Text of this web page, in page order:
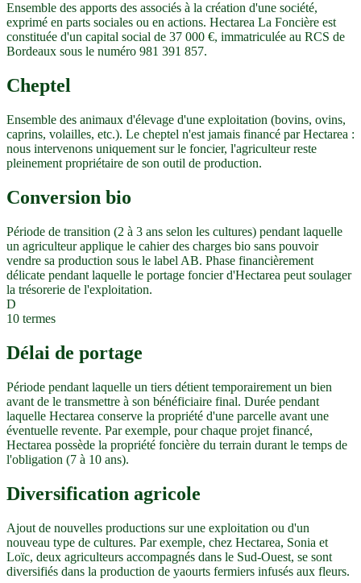
Ensemble des apports des associés à la création d'une société,
exprimé en parts sociales ou en actions. Hectarea La Foncière est
constituée d'un capital social de 37 000 €, immatriculée au RCS de
Bordeaux sous le numéro 981 391 857.
Cheptel
Ensemble des animaux d'élevage d'une exploitation (bovins, ovins,
caprins, volailles, etc.). Le cheptel n'est jamais financé par Hectarea :
nous intervenons uniquement sur le foncier, l'agriculteur reste
pleinement propriétaire de son outil de production.
Conversion bio
Période de transition (2 à 3 ans selon les cultures) pendant laquelle
un agriculteur applique le cahier des charges bio sans pouvoir
vendre sa production sous le label AB. Phase financièrement
délicate pendant laquelle le portage foncier d'Hectarea peut soulager
la trésorerie de l'exploitation.
D
10 termes
Délai de portage
Période pendant laquelle un tiers détient temporairement un bien
avant de le transmettre à son bénéficiaire final. Durée pendant
laquelle Hectarea conserve la propriété d'une parcelle avant une
éventuelle revente. Par exemple, pour chaque projet financé,
Hectarea possède la propriété foncière du terrain durant le temps de
l'obligation (7 à 10 ans).
Diversification agricole
Ajout de nouvelles productions sur une exploitation ou d'un
nouveau type de cultures. Par exemple, chez Hectarea, Sonia et
Loïc, deux agriculteurs accompagnés dans le Sud-Ouest, se sont
diversifiés dans la production de yaourts fermiers infusés aux fleurs.